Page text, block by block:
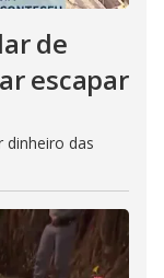
de
escapar
dinheiro das